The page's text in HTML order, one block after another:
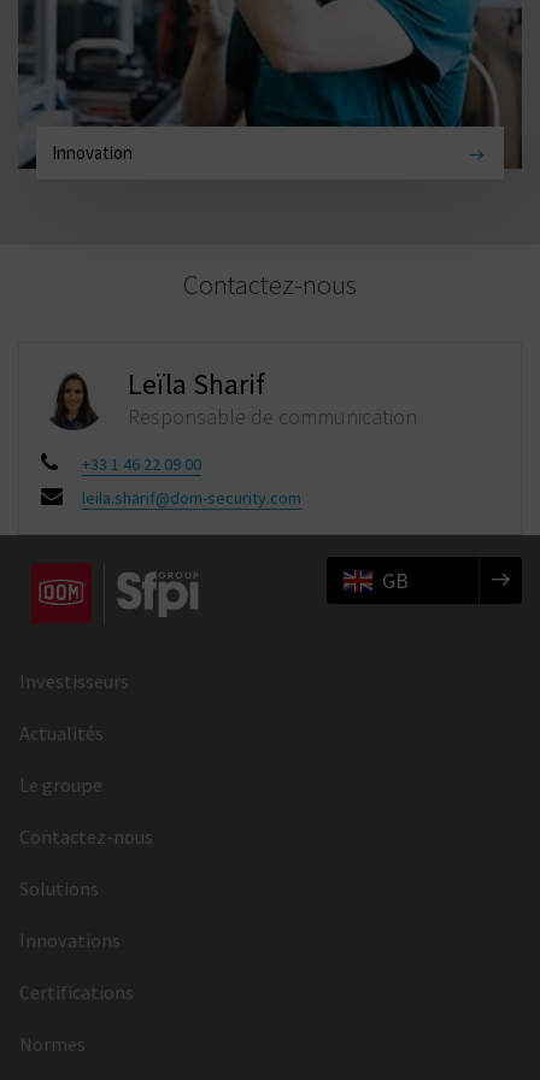
Innovation
Contactez-nous
Leïla Sharif
Responsable de communication
+33 1 46 22 09 00
leila.sharif@dom-security.com
GB
Investisseurs
Actualités
Le groupe
Contactez-nous
Solutions
Innovations
Certifications
Normes